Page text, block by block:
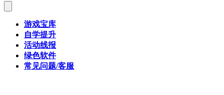
游戏宝库
自学提升
活动线报
绿色软件
常见问题/客服